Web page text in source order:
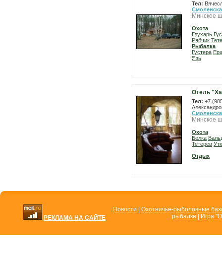
Тел:
Минское
Охота
Глухарь
Рябчик
Рыбалка
Густера
Язь
Отель
Тел: +7
Минское
Охота
Белка
Тетерев
Отдых
РЕКЛАМА НА САЙТЕ
Новости
Охотничье-рыболовные
рыбалке
Игра